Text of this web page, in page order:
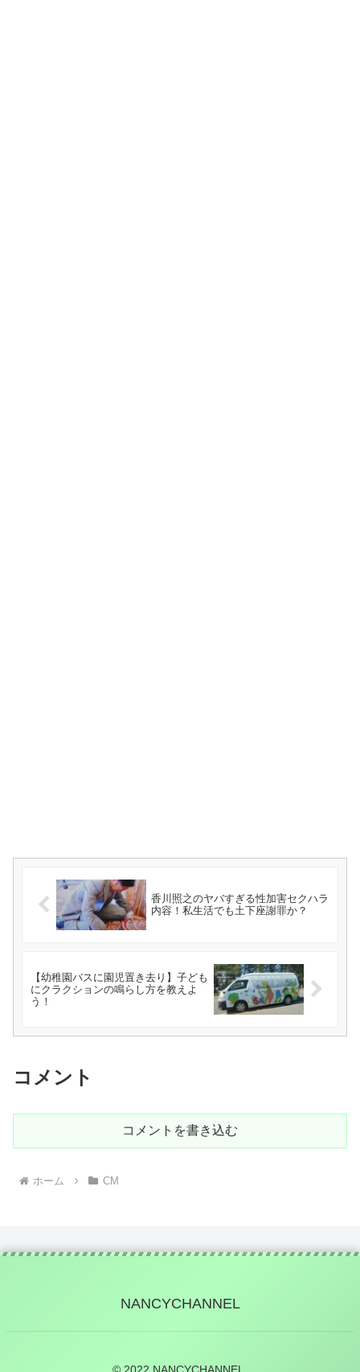
香川照之のヤバすぎる性加害セクハラ
内容！私生活でも土下座謝罪か？
【幼稚園バスに園児置き去り】子ども
にクラクションの鳴らし方を教えよ
う！
コメント
コメントを書き込む
ホーム CM
NANCYCHANNEL
© 2022 NANCYCHANNEL.